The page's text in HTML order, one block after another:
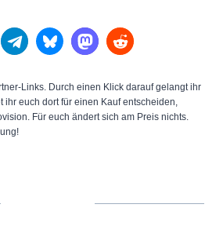
Links. Durch einen Klick darauf gelangt ihr
ihr euch dort für einen Kauf entscheiden,
Für euch ändert sich am Preis nichts.